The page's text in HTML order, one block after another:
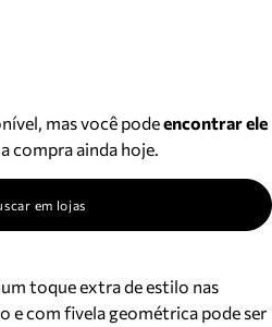
mas você podeencontrar ele
compra ainda hoje.
em lojas
toque extra de estilo nas
e com fivela geométrica pode ser